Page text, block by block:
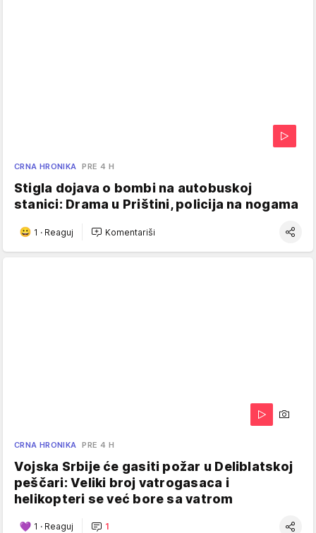
CRNA HRONIKA PRE 4 H
Stigla dojava o bombi na autobuskoj
stanici: Drama u Prištini, policija na nogama
1 · Reaguj Komentariši
CRNA HRONIKA PRE 4 H
Vojska Srbije će gasiti požar u Deliblatskoj
peščari: Veliki broj vatrogasaca i
helikopteri se već bore sa vatrom
1 · Reaguj 1